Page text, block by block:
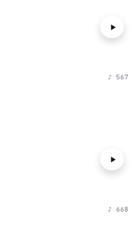
♪ 567
♪ 668